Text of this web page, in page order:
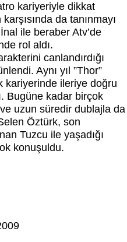
kariyeriyle dikkat
da tanınmayı
ile beraber Atv’de
rol aldı.
canlandırdığı
Aynı yıl ”Thor”
kariyerinde ileriye doğru
Bugüne kadar birçok
uzun süredir dublajla da
Öztürk, son
Tuzcu ile yaşadığı
konuşuldu.